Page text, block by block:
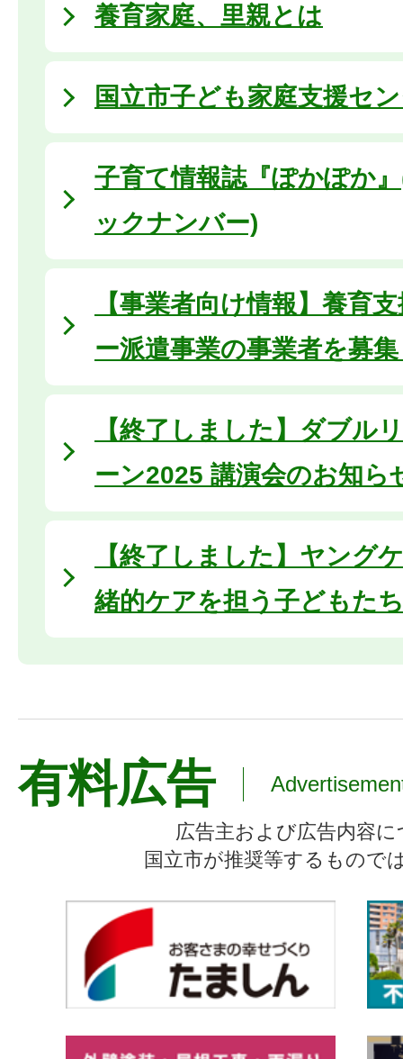
養育家庭、里親とは
国立市子ども家庭支援セ
子育て情報誌『ぽかぽか
ックナンバー)
【事業者向け情報】養育
ー派遣事業の事業者を募
【終了しました】ダブル
ーン2025 講演会のお知ら
【終了しました】ヤング
緒的ケアを担う子どもたち
有料広告
広告主および広告内容
国立市が推奨等するもので